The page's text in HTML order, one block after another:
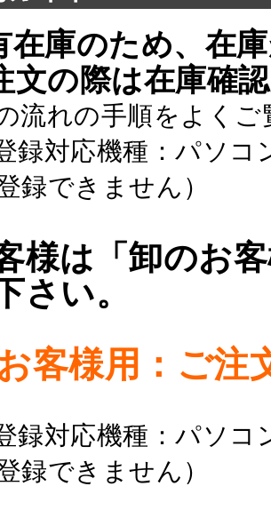
在庫のため、在
文の際は在庫確
流れの手順をよくご
録対応機種：パソ
録できません）
様は「卸のお
さい。
客様用：ご注
録対応機種：パソ
録できません）